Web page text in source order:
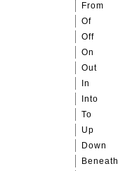
From
Of
Off
On
Out
In
Into
To
Up
Down
Beneath